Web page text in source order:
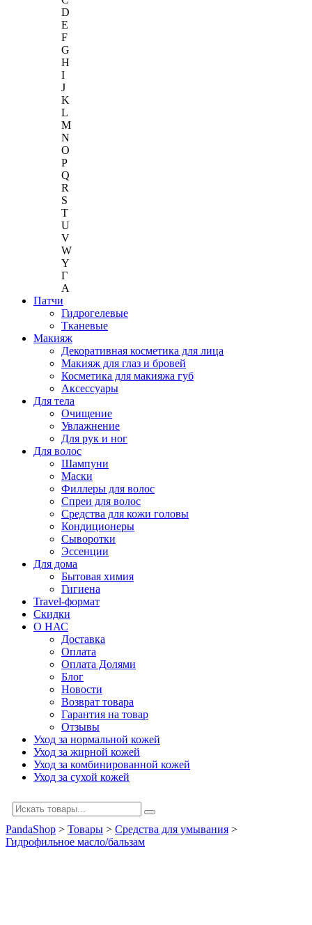
D
E
F
G
H
I
J
K
L
M
N
O
P
Q
R
S
T
U
V
W
Y
Г
A
Патчи
Гидрогелевые
Тканевые
Макияж
Декоративная косметика для лица
Макияж для глаз и бровей
Косметика для макияжа губ
Аксессуары
Для тела
Очищение
Увлажнение
Для рук и ног
Для волос
Шампуни
Маски
Филлеры для волос
Спреи для волос
Средства для кожи головы
Кондиционеры
Сыворотки
Эссенции
Для дома
Бытовая химия
Гигиена
Travel-формат
Скидки
О НАС
Доставка
Оплата
Оплата Долями
Блог
Новости
Возврат товара
Гарантия на товар
Отзывы
Уход за нормальной кожей
Уход за жирной кожей
Уход за комбинированной кожей
Уход за сухой кожей
PandaShop > Товары > Средства для умывания >
Гидрофильное масло/бальзам